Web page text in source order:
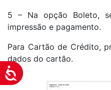
Acessibilidade
5 – Na opção Boleto,
impressão e pagamento.
Para Cartão de Crédito,
dados do cartão.